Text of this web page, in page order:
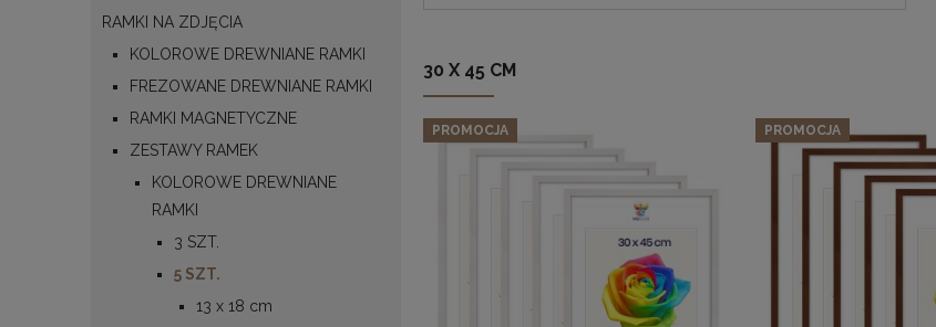
RAMKI NA ZDJĘCIA
KOLOROWE DREWNIANE RAMKI
FREZOWANE DREWNIANE RAMKI
RAMKI MAGNETYCZNE
ZESTAWY RAMEK
KOLOROWE DREWNIANE
RAMKI
3 SZT.
5 SZT.
13 x 18 cm
30 X 45 CM
PROMOCJA PROMOCJA